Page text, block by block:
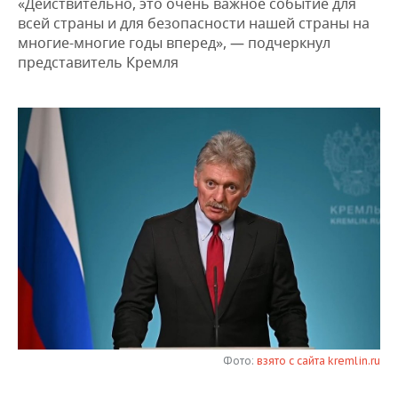
ДЕКЛАРАЦИИ О ДОХОДАХ
КОРОЛИ ГОСЗАКАЗА ПФО
КОМУ ПРИНАДЛЕЖАТ
ТОРГОВЫЕ ЦЕНТРЫ
ТАТАРСТАНА
НОВОСТИ ЭКОНОМИКИ
ФИНАНСЫ
БЮДЖЕТ
ИНВЕСТИЦИИ
ПРОМЫШЛЕННОСТЬ
НОВОСТИ
ПРОМЫШЛЕННОСТИ
АГРОПРОМ
МАШИНОСТРОЕНИЕ
НЕФТЕХИМИЯ
НЕФТЬ
ОПК
ЭНЕРГЕТИКА
НЕДВИЖИМОСТЬ
НОВОСТИ АВТО
БИЗНЕС
НОВОСТИ БИЗНЕСА
РОЗНИЧНАЯ ТОРГОВЛЯ
ТРАНСПОРТ
ТЕХНОЛОГИИ
НОВОСТИ ТЕХНОЛОГИЙ
ТЕЛЕКОММУНИКАЦИИ
МЕРОПРИЯТИЯ
НОВОСТИ МЕРОПРИЯТИЙ
ВЫЕЗДНАЯ РЕДАКЦИЯ
БИЗНЕС-БРАНЧИ
СПОРТ
НОВОСТИ СПОРТА
ФУТБОЛ
ОБЩЕСТВО
НОВОСТИ ОБЩЕСТВА
ФОТОГАЛЕРЕЯ
всей страны и для безопасности нашей страны на
многие-многие годы вперед», — подчеркнул
представитель Кремля
Фото: взято с сайта kremlin.ru